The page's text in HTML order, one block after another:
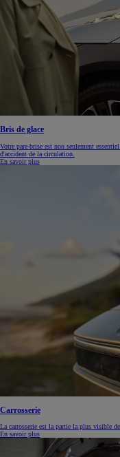
Bris de glace
Votre pare-brise est non seulement
d'accident de la circulation.
En savoir plus
Carrosserie
La carrosserie est la partie la plus visible
En savoir plus